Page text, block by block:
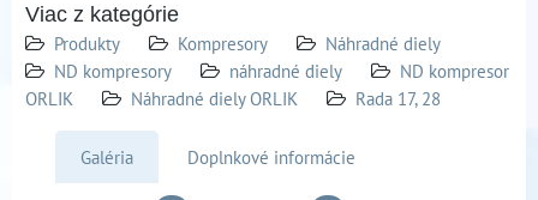
Viac z kategórie
Produkty
Kompresory
Náhradné diely
ND kompresory
náhradné diely
ND kompresor
ORLIK
Náhradné diely ORLIK Rada 17, 28
Galéria Doplnkové informácie